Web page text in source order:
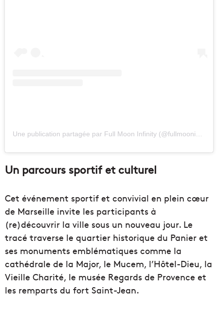
Un parcours sportif et culturel
Cet événement sportif et convivial en plein cœur
de Marseille invite les participants à
(re)découvrir la ville sous un nouveau jour. Le
tracé traverse le quartier historique du Panier et
ses monuments emblématiques comme la
cathédrale de la Major, le Mucem, l’Hôtel-Dieu, la
Vieille Charité, le musée Regards de Provence et
les remparts du fort Saint-Jean.